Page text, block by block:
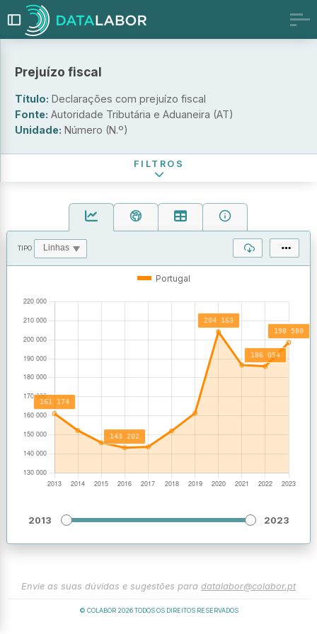
TIPO
Portugal
2013 2023
Envie as suas dúvidas e sugestões para datalabor@colabor.pt
© COLABOR 2026TODOS OS DIREITOS RESERVADOS
Prejuízo fiscal
Título: Declarações com prejuízo fiscal
Fonte: Autoridade Tributária e Aduaneira (AT)
Unidade: Número (N.º)
Declarações de IRC com prejuízo fiscal
Atividade económica
FILTROS